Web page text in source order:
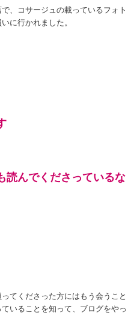
、コサージュの載っているフォト
に行かれました。
読んでくださっているな
てくださった方にはもう会うこと
いることを知って、ブログをやっ